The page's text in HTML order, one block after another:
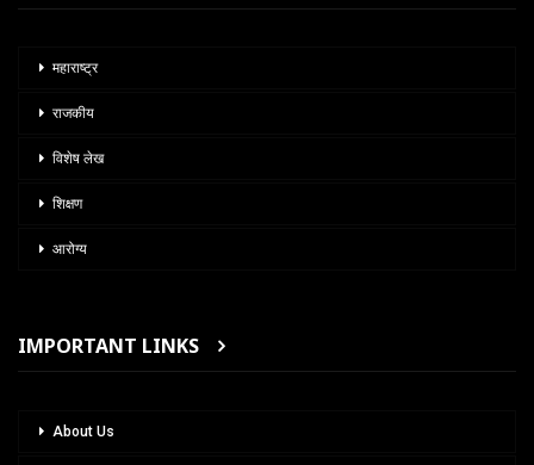
महाराष्ट्र
राजकीय
विशेष लेख
शिक्षण
आरोग्य
IMPORTANT LINKS
About Us